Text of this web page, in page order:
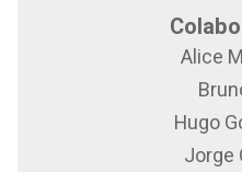
Alice
Hugo
Jorge